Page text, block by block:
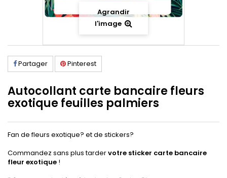
Agrandir
l'image
Partager Pinterest
Autocollant carte bancaire fleurs
exotique feuilles palmiers
Fan de fleurs exotique? et de stickers?
Commandez sans plus tardervotre sticker carte bancaire
fleur exotique !